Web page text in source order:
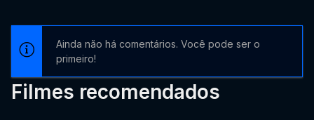
Ainda não há comentários. Você pode ser o
primeiro!
Filmes recomendados